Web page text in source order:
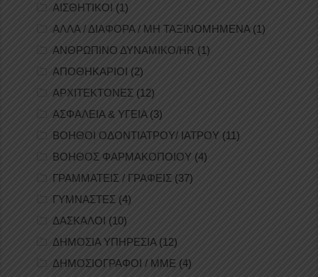
ΑΙΣΘΗΤΙΚΟΙ (1)
ΑΛΛΑ / ΔΙΑΦΟΡΑ / ΜΗ ΤΑΞΙΝΟΜΗΜΕΝΑ(1)
ΑΝΘΡΩΠΙΝΟ ΔΥΝΑΜΙΚΟ/HR (1)
ΑΠΟΘΗΚΑΡΙΟΙ (2)
ΑΡΧΙΤΕΚΤΟΝΕΣ (12)
ΑΣΦΑΛΕΙΑ & ΥΓΕΙΑ(3)
ΒΟΗΘΟΙ ΟΔΟΝΤΙΑΤΡΟΥ/ ΙΑΤΡΟΥ (11)
ΒΟΗΘΟΣ ΦΑΡΜΑΚΟΠΟΙΟΥ (4)
ΓΡΑΜΜΑΤΕΙΣ / ΓΡΑΦΕΙΣ (37)
ΓΥΜΝΑΣΤΕΣ (4)
ΔΑΣΚΑΛΟΙ (10)
ΔΗΜΟΣΙΑ ΥΠΗΡΕΣΙΑ(12)
ΔΗΜΟΣΙΟΓΡΑΦΟΙ / ΜΜΕ (4)